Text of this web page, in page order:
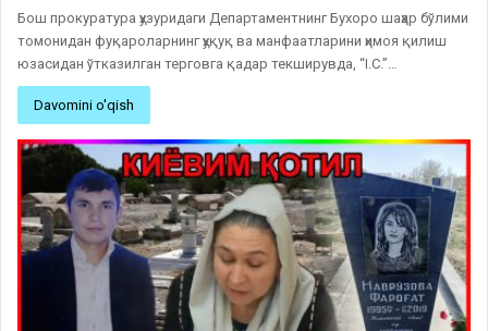
Бош прокуратура ҳузуридаги Департаментнинг Бухоро шаҳар бўлими
томонидан фуқароларнинг ҳуқуқ ва манфаатларини ҳимоя қилиш
юзасидан ўтказилган терговга қадар текширувда, “I.C.”…
Davomini o'qish